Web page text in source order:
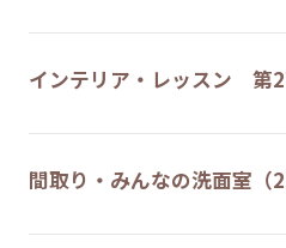
インテリア・レッスン 第
間取り・みんなの洗面室